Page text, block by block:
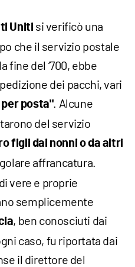
Uniti si verificò una
che il servizio postale
fine del ‘700, ebbe
dei pacchi, vari
posta". Alcune
del servizio
figli dai nonni o da altri
affrancatura.
vere e proprie
semplicemente
, ben conosciuti dai
caso, fu riportata dai
il direttore del